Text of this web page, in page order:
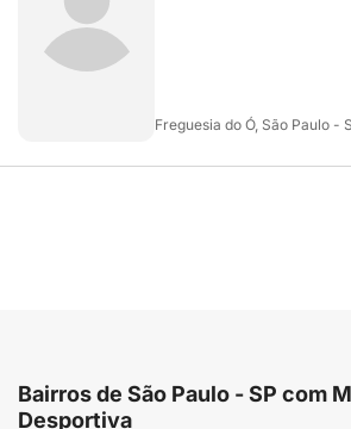
Freguesia do Ó, São Paulo -
Bairros de São Paulo - SP com
Desportiva